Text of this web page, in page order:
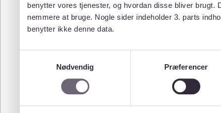
benytter vores tjenester, og hvordan disse bliver
nemmere at bruge. Nogle sider indeholder 3. parts
benytter ikke denne data.
Nødvendig
Præferencer